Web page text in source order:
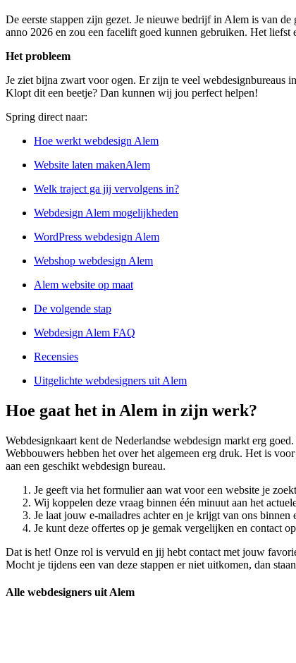
De eerste stappen zijn gezet. Je nieuwe bedrijf in Alem is van
anno 2026 en zou een facelift goed kunnen gebruiken. Het liefst
Het probleem
Je ziet bijna zwart voor ogen. Er zijn te veel webdesignbureaus
Klopt dit een beetje? Dan kunnen wij jou perfect helpen!
Spring direct naar:
Hoe werkt webdesign Alem
Website laten makenAlem
Welk traject ga jij vervolgens in?
Webdesign Alem mogelijkheden
WordPress webdesign Alem
Webshop webdesign Alem
Alem website op maat
De volgende stap
Webdesign Alem FAQ
Recensies
Uitgelichte webdesigners uit Alem
Hoe gaat het in Alem in zijn werk?
Webdesignkaart kent de Nederlandse webdesign markt erg
Webbouwers hebben het over het algemeen erg druk. Het is
aan een geschikt webdesign bureau.
Je geeft via het formulier aan wat voor een website je zoekt
Wij koppelen deze vraag binnen één minuut aan het
Je laat jouw e-mailadres achter en je krijgt van ons
Je kunt deze offertes op je gemak vergelijken en contact
Dat is het! Onze rol is vervuld en jij hebt contact met jouw
Mocht je tijdens een van deze stappen er niet uitkomen, dan
Alle webdesigners uit Alem